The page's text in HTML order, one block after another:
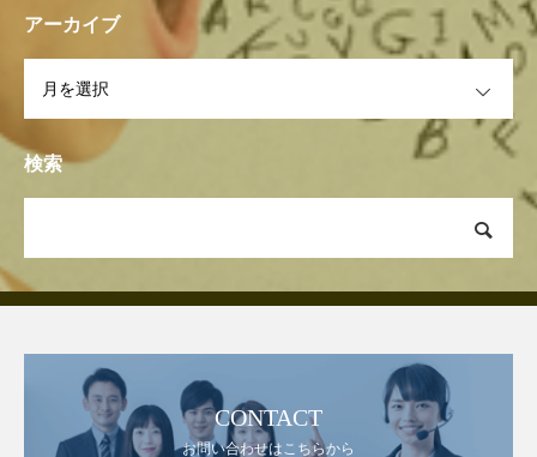
アーカイブ
検索
CONTACT
お問い合わせはこちらから